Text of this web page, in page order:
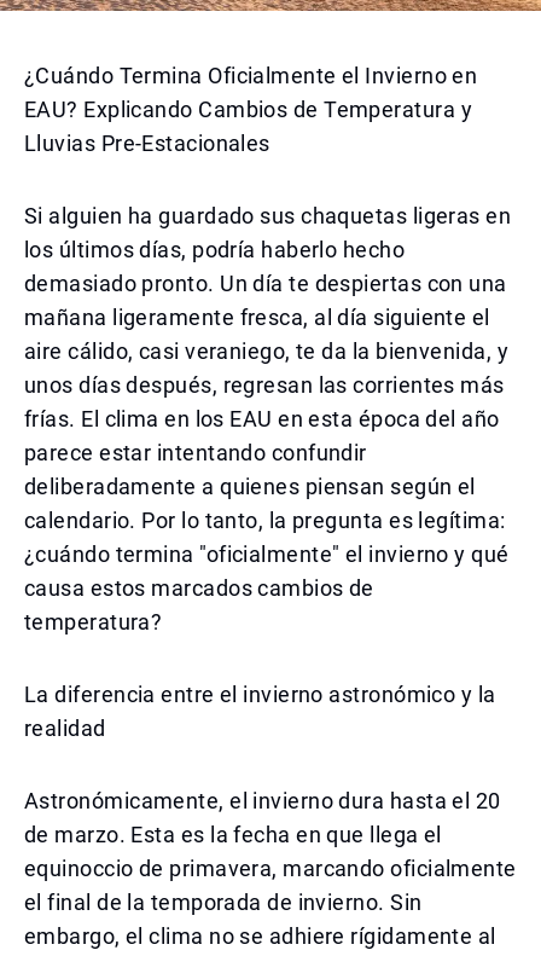
¿Cuándo Termina Oficialmente el Invierno en
EAU? Explicando Cambios de Temperatura y
Lluvias Pre-Estacionales
Si alguien ha guardado sus chaquetas ligeras en
los últimos días, podría haberlo hecho
demasiado pronto. Un día te despiertas con una
mañana ligeramente fresca, al día siguiente el
aire cálido, casi veraniego, te da la bienvenida, y
unos días después, regresan las corrientes más
frías. El clima en los EAU en esta época del año
parece estar intentando confundir
deliberadamente a quienes piensan según el
calendario. Por lo tanto, la pregunta es legítima:
¿cuándo termina "oficialmente" el invierno y qué
causa estos marcados cambios de
temperatura?
La diferencia entre el invierno astronómico y la
realidad
Astronómicamente, el invierno dura hasta el 20
de marzo. Esta es la fecha en que llega el
equinoccio de primavera, marcando oficialmente
el final de la temporada de invierno. Sin
embargo, el clima no se adhiere rígidamente al